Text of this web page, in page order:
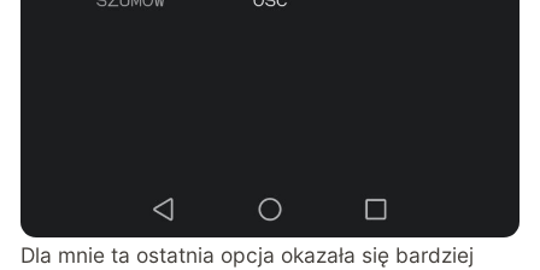
Dla mnie ta ostatnia opcja okazała się bardziej